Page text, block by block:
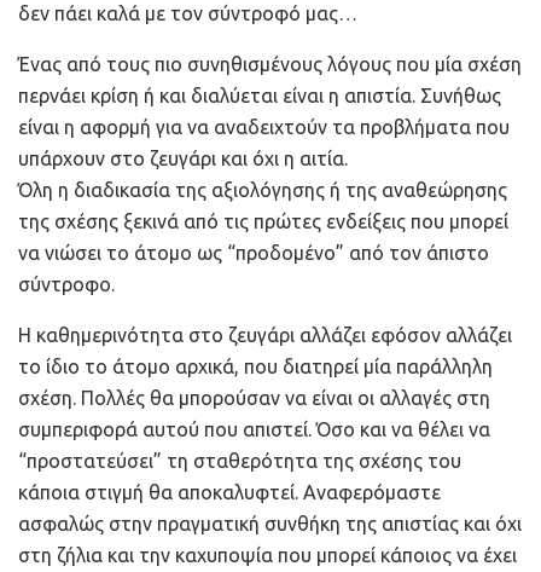
δεν πάει καλά με τον σύντροφό μας…
Ένας από τους πιο συνηθισμένους λόγους που μία σχέση
περνάει κρίση ή και διαλύεται είναι η απιστία. Συνήθως
είναι η αφορμή για να αναδειχτούν τα προβλήματα που
υπάρχουν στο ζευγάρι και όχι η αιτία.
Όλη η διαδικασία της αξιολόγησης ή της αναθεώρησης
της σχέσης ξεκινά από τις πρώτες ενδείξεις που μπορεί
να νιώσει το άτομο ως “προδομένο” από τον άπιστo
σύντροφο.
Η καθημερινότητα στο ζευγάρι αλλάζει εφόσον αλλάζει
το ίδιο το άτομο αρχικά, που διατηρεί μία παράλληλη
σχέση. Πολλές θα μπορούσαν να είναι οι αλλαγές στη
συμπεριφορά αυτού που απιστεί. Όσο και να θέλει να
“προστατεύσει” τη σταθερότητα της σχέσης του
κάποια στιγμή θα αποκαλυφτεί. Αναφερόμαστε
ασφαλώς στην πραγματική συνθήκη της απιστίας και όχι
στη ζήλια και την καχυποψία που μπορεί κάποιος να έχει